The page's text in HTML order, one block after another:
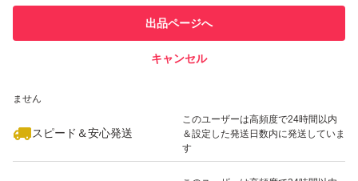
での取引実績があります
ません
スピード＆安心発送
このユーザーは高頻度で24時間以内
＆設定した発送日数内に発送していま
す
出品ページへ
キャンセル